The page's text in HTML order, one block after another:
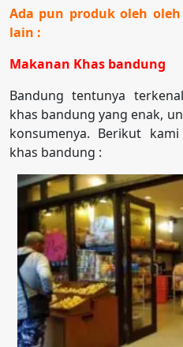
Ada pun produk oleh
lain :
Makanan Khas bandung
Bandung tentunya
khas bandung yang enak,
konsumenya. Berikut
khas bandung :